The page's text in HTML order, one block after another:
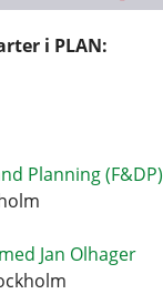
i PLAN:
Planning (F&DP)
Jan Olhager